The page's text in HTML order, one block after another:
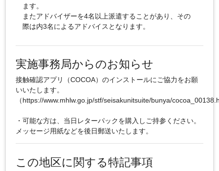
ます。
またアドバイザーを4名以上派遣することがあり、その
際は内3名によるアドバイスとなります。
実施事務局からのお知らせ
接触確認アプリ（COCOA）のインストールにご協力をお願
いいたします。
（https://www.mhlw.go.jp/stf/seisakunitsuite/bunya/
・可能な方は、当日レターパックを購入しご持参ください。
メッセージ用紙などを後日郵送いたします。
この地区に関する特記事項